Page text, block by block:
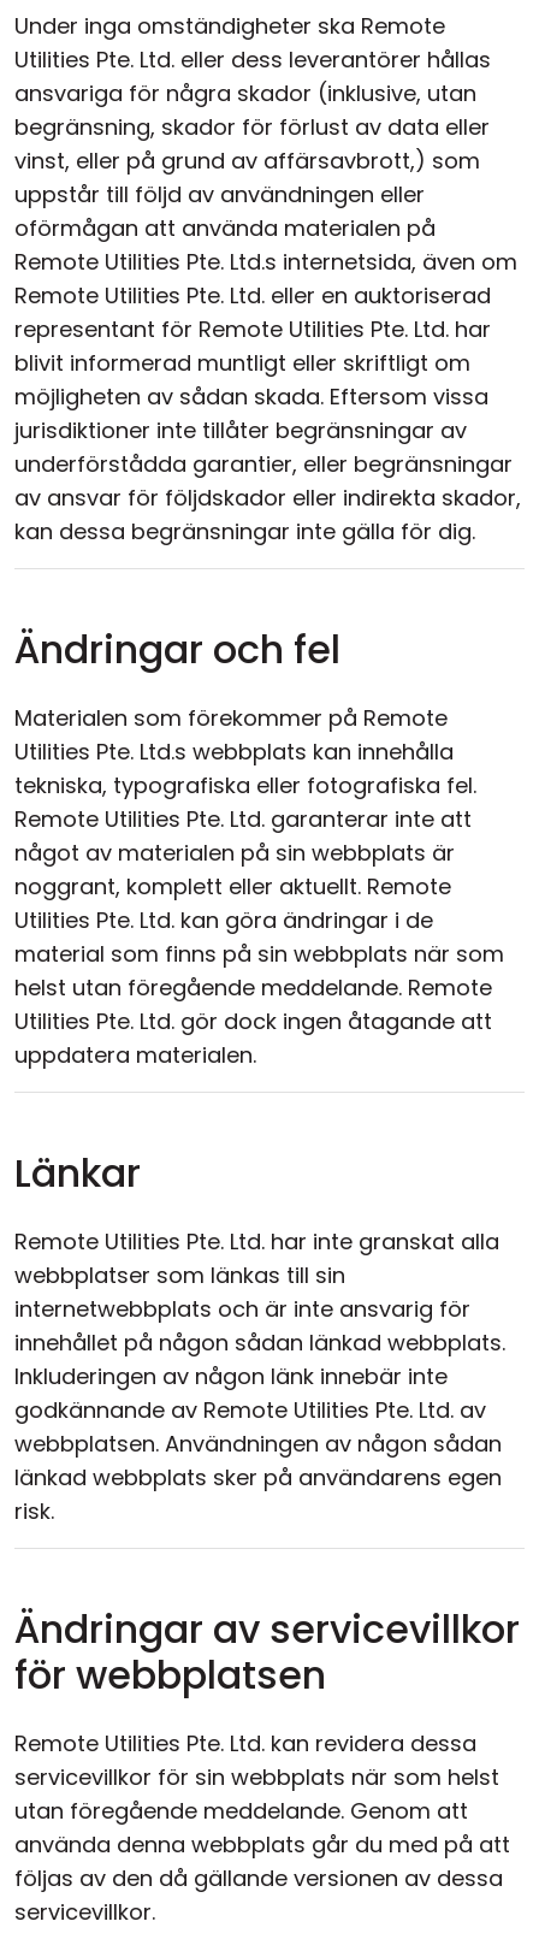
Under inga omständigheter ska Remote
Utilities Pte. Ltd. eller dess leverantörer hållas
ansvariga för några skador (inklusive, utan
begränsning, skador för förlust av data eller
vinst, eller på grund av affärsavbrott,) som
uppstår till följd av användningen eller
oförmågan att använda materialen på
Remote Utilities Pte. Ltd.s internetsida, även om
Remote Utilities Pte. Ltd. eller en auktoriserad
representant för Remote Utilities Pte. Ltd. har
blivit informerad muntligt eller skriftligt om
möjligheten av sådan skada. Eftersom vissa
jurisdiktioner inte tillåter begränsningar av
underförstådda garantier, eller begränsningar
av ansvar för följdskador eller indirekta skador,
kan dessa begränsningar inte gälla för dig.
Ändringar och fel
Materialen som förekommer på Remote
Utilities Pte. Ltd.s webbplats kan innehålla
tekniska, typografiska eller fotografiska fel.
Remote Utilities Pte. Ltd. garanterar inte att
något av materialen på sin webbplats är
noggrant, komplett eller aktuellt. Remote
Utilities Pte. Ltd. kan göra ändringar i de
material som finns på sin webbplats när som
helst utan föregående meddelande. Remote
Utilities Pte. Ltd. gör dock ingen åtagande att
uppdatera materialen.
Länkar
Remote Utilities Pte. Ltd. har inte granskat alla
webbplatser som länkas till sin
internetwebbplats och är inte ansvarig för
innehållet på någon sådan länkad webbplats.
Inkluderingen av någon länk innebär inte
godkännande av Remote Utilities Pte. Ltd. av
webbplatsen. Användningen av någon sådan
länkad webbplats sker på användarens egen
risk.
Ändringar av servicevillkor
för webbplatsen
Remote Utilities Pte. Ltd. kan revidera dessa
servicevillkor för sin webbplats när som helst
utan föregående meddelande. Genom att
använda denna webbplats går du med på att
följas av den då gällande versionen av dessa
servicevillkor.